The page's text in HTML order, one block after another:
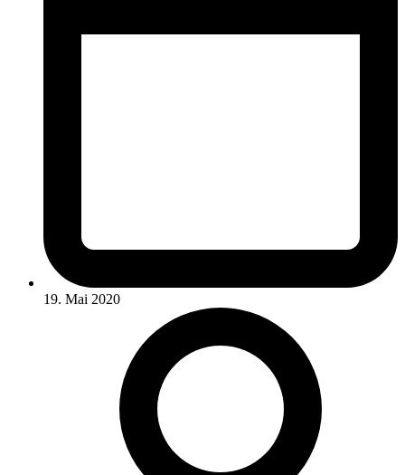
19. Mai 2020